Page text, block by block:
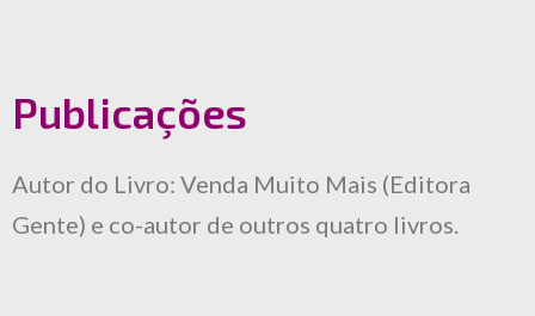
Publicações
Autor do Livro: Venda Muito Mais (Editora
Gente) e co-autor de outros quatro livros.